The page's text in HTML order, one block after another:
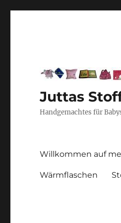
Juttas
Handgemachtes für
Willkommen auf
Wärmflaschen